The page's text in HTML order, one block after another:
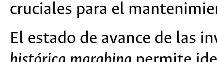
cruciales para el
El estado de avance de las